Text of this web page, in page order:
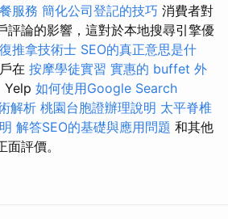
服務 簡化公司登記的技巧 消費者對
評論的影響，這對於本地搜尋引擎優
推拿技術士 SEO的真正意思是什
在 按摩學徒實習 實惠的 buffet 外
Yelp 如何使用Google Search
解析 桃園台胞證辦理說明 太平脊椎
解答SEO的基礎與應用問題 和其他
評價。